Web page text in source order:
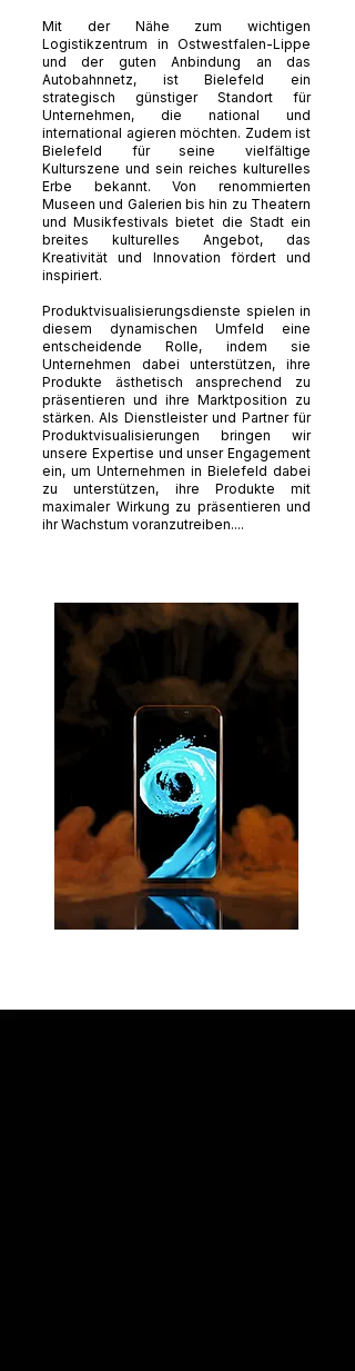
Mit der Nähe zum wichtigen
Logistikzentrum in Ostwestfalen-Lippe
und der guten Anbindung an das
Autobahnnetz, ist Bielefeld ein
strategisch günstiger Standort für
Unternehmen, die national und
international agieren möchten. Zudem ist
Bielefeld für seine vielfältige
Kulturszene und sein reiches kulturelles
Erbe bekannt. Von renommierten
Museen und Galerien bis hin zu Theatern
und Musikfestivals bietet die Stadt ein
breites kulturelles Angebot, das
Kreativität und Innovation fördert und
inspiriert.
Produktvisualisierungsdienste spielen in
diesem dynamischen Umfeld eine
entscheidende Rolle, indem sie
Unternehmen dabei unterstützen, ihre
Produkte ästhetisch ansprechend zu
präsentieren und ihre Marktposition zu
stärken. Als Dienstleister und Partner für
Produktvisualisierungen bringen wir
unsere Expertise und unser Engagement
ein, um Unternehmen in Bielefeld dabei
zu unterstützen, ihre Produkte mit
maximaler Wirkung zu präsentieren und
ihr Wachstum voranzutreiben....